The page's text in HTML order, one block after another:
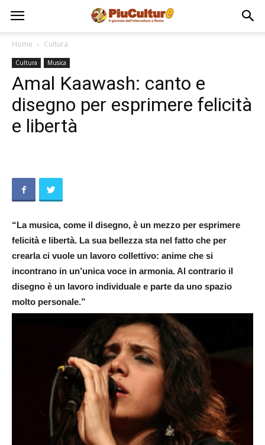
Home Cultura
Cultura Musica
Amal Kaawash: canto e
disegno per esprimere felicità
e libertà
“La musica, come il disegno, è un mezzo per esprimere
felicità e libertà. La sua bellezza sta nel fatto che per
crearla ci vuole un lavoro collettivo: anime che si
incontrano in un’unica voce in armonia. Al contrario il
disegno è un lavoro individuale e parte da uno spazio
molto personale.”